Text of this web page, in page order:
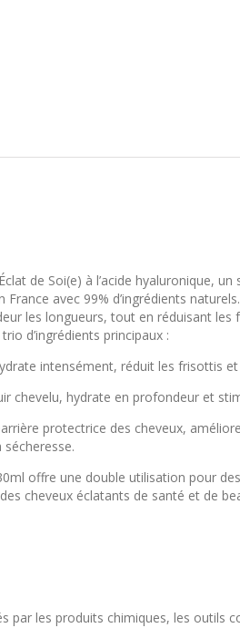
de Soi(e) à l’acide hyaluronique,
avec 99% d’ingrédients
les longueurs, tout en réduisant les
d’ingrédients principaux :
intensément, réduit les frisottis
chevelu, hydrate en profondeur et
protectrice des cheveux,
offre une double utilisation pour
cheveux éclatants de santé et de
par les produits chimiques, les outils